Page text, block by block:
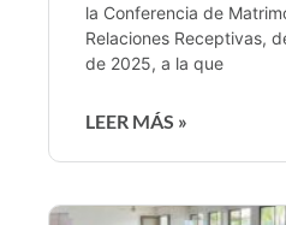
la Conferencia de
Relaciones Receptivas,
de 2025, a la que
LEER MÁS »